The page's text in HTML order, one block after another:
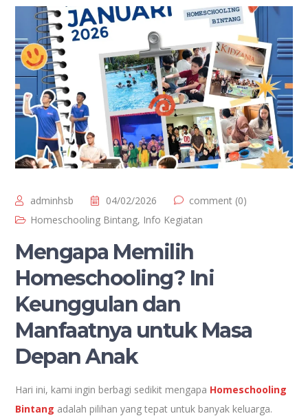
adminhsb 04/02/2026
comment (0)
Homeschooling Bintang, Info Kegiatan
Mengapa Memilih
Homeschooling? Ini
Keunggulan dan
Manfaatnya untuk Masa
Depan Anak
Hari ini, kami ingin berbagi sedikit mengapa Homeschooling
Bintang adalah pilihan yang tepat untuk banyak keluarga.